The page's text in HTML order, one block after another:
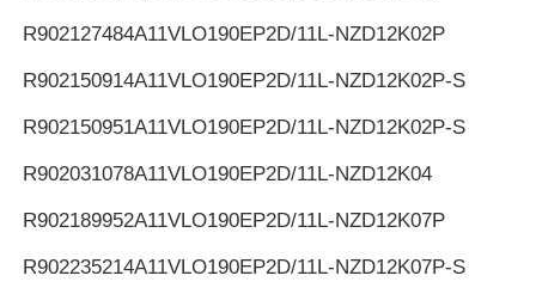
R902127484A11VLO190EP2D/11L-NZD12K02P
R902150914A11VLO190EP2D/11L-NZD12K02P-S
R902150951A11VLO190EP2D/11L-NZD12K02P-S
R902031078A11VLO190EP2D/11L-NZD12K04
R902189952A11VLO190EP2D/11L-NZD12K07P
R902235214A11VLO190EP2D/11L-NZD12K07P-S